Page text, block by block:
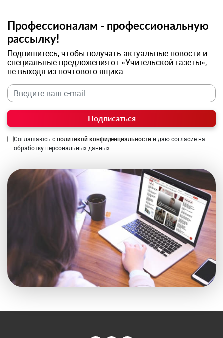
Профессионалам - профессиональную
рассылку!
Подпишитесь, чтобы получать актуальные новости и
специальные предложения от «Учительской газеты»,
не выходя из почтового ящика
Подписаться
Соглашаюсь с политикой конфиденциальности и даю согласие на
обработку персональных данных